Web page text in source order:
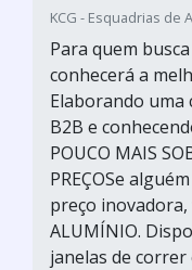
KCG - Esquadrias de
Para quem
conhecerá a
Elaborando
B2B e
POUCO MAIS
PREÇOSe
preço inovadora,
ALUMÍNIO.
janelas de correr